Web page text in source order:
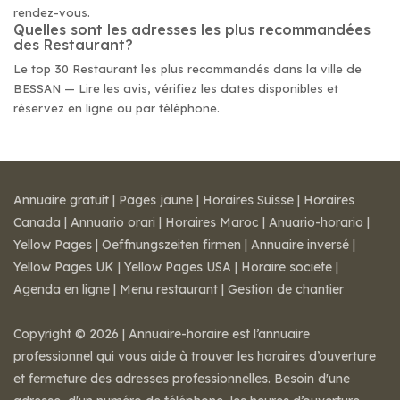
rendez-vous.
Quelles sont les adresses les plus recommandées
des Restaurant?
Le top 30 Restaurant les plus recommandés dans la ville de
BESSAN — Lire les avis, vérifiez les dates disponibles et
réservez en ligne ou par téléphone.
Annuaire gratuit | Pages jaune | Horaires Suisse | Horaires
Canada | Annuario orari | Horaires Maroc | Anuario-horario |
Yellow Pages | Oeffnungszeiten firmen | Annuaire inversé |
Yellow Pages UK | Yellow Pages USA | Horaire societe |
Agenda en ligne | Menu restaurant | Gestion de chantier
Copyright © 2026 | Annuaire-horaire est l’annuaire
professionnel qui vous aide à trouver les horaires d’ouverture
et fermeture des adresses professionnelles. Besoin d'une